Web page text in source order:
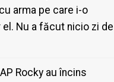
arma pe care i-o
Nu a făcut nicio zi de
Rocky au încins